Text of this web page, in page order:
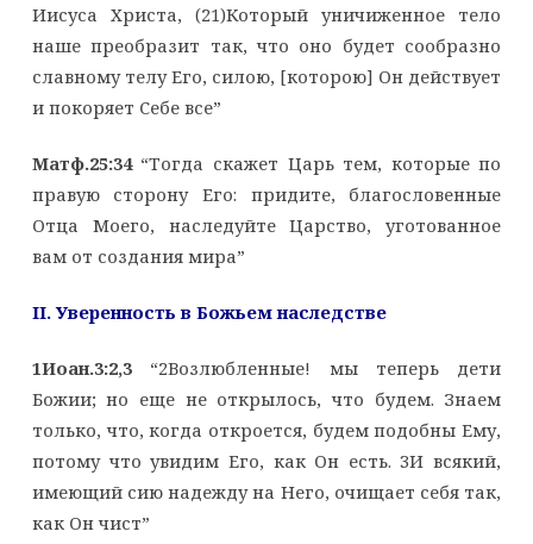
Иисуса Христа, (21)Который уничиженное тело
наше преобразит так, что оно будет сообразно
славному телу Его, силою, [которою] Он действует
и покоряет Себе все”
Матф.25:34“Тогда скажет Царь тем, которые по
правую сторону Его: придите, благословенные
Отца Моего, наследуйте Царство, уготованное
вам от создания мира”
II. Уверенность в Божьем наследстве
1Иоан.3:2,3“2Возлюбленные! мы теперь дети
Божии; но еще не открылось, что будем. Знаем
только, что, когда откроется, будем подобны Ему,
потому что увидим Его, как Он есть. 3И всякий,
имеющий сию надежду на Него, очищает себя так,
как Он чист”